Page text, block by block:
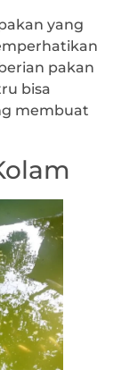
yang
pakan
bisa
membuat